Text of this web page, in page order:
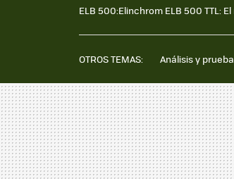
ELB 500:Elinchrom ELB 500 TTL:
OTROS TEMAS: Análisis y